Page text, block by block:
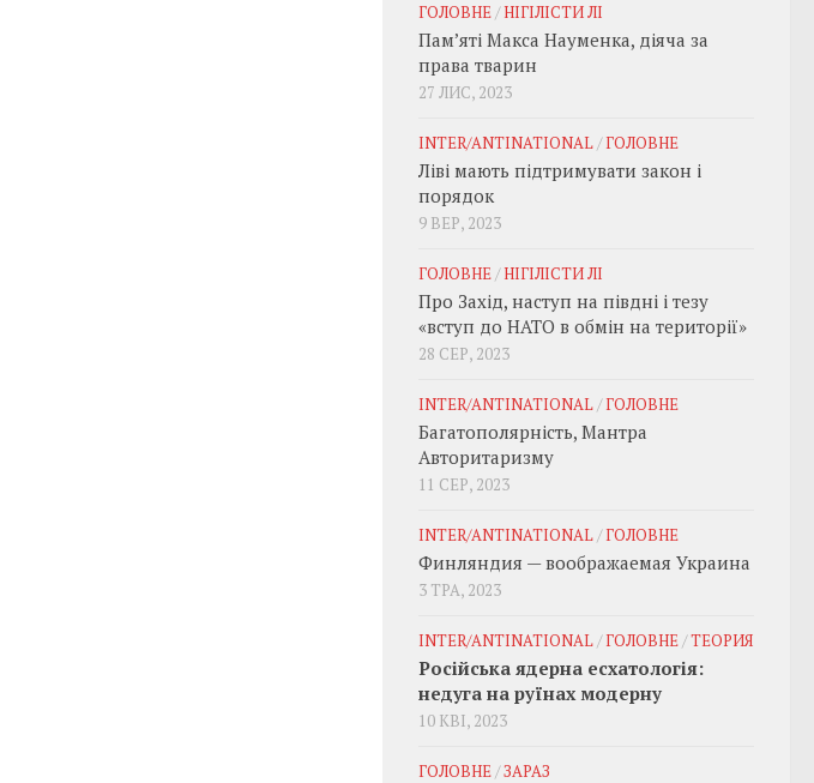
ГОЛОВНЕ/НІГІЛІСТИ ЛІ
Пам’яті Макса Науменка, діяча за
права тварин
27 ЛИС, 2023
INTER/ANTINATIONAL/ГОЛОВНЕ
Ліві мають підтримувати закон і
порядок
9 ВЕР, 2023
ГОЛОВНЕ/НІГІЛІСТИ ЛІ
Про Захід, наступ на півдні і тезу
«вступ до НАТО в обмін на території»
28 СЕР, 2023
INTER/ANTINATIONAL/ГОЛОВНЕ
Багатополярність, Мантра
Авторитаризму
11 СЕР, 2023
INTER/ANTINATIONAL/ГОЛОВНЕ
Финляндия — воображаемая Украина
3 ТРА, 2023
INTER/ANTINATIONAL/ГОЛОВНЕ/ТЕОРИЯ
Російська ядерна есхатологія:
недуга на руїнах модерну
10 КВІ, 2023
ГОЛОВНЕ/ЗАРАЗ